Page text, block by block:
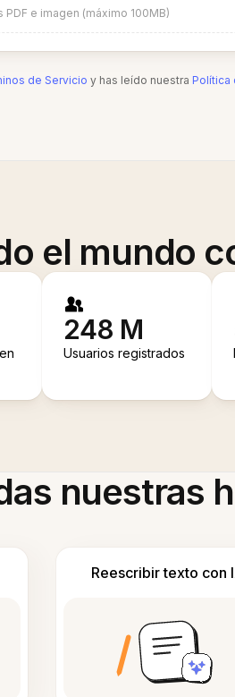
e imagen (máximo 100MB)
de Servicio y has leído nuestra Política
el mundo
248 M
Usuarios registrados
nuestras
Reescribir texto con